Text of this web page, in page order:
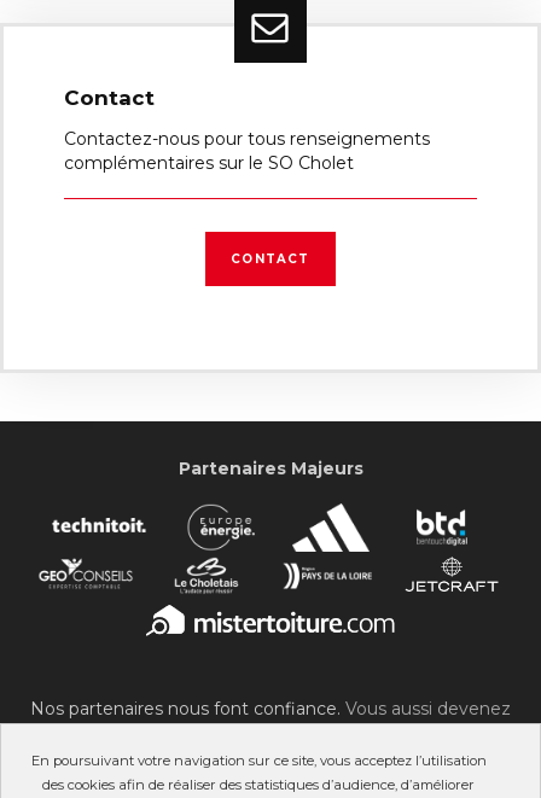
En poursuivant votre navigation sur ce site, vous acceptez l’utilisation
des cookies afin de réaliser des statistiques d’audience, d’améliorer
Contact
Contactez-nous pour tous renseignements
complémentaires sur le SO Cholet
CONTACT
Partenaires Majeurs
Nos partenaires nous font confiance. Vous aussi devenez